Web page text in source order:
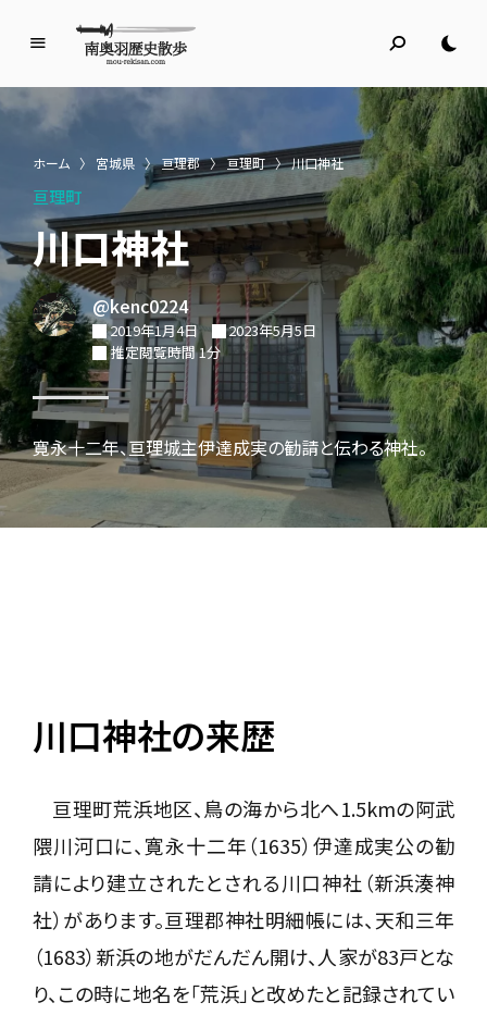
奥
羽
歴
史
散
歩
名所旧跡と館めぐり
ホーム 〉 宮城県 〉 亘理郡 〉 亘理町 〉 川口神社
亘理町
川口神社
@kenc0224
2019年1月4日
2023年5月5日
推定閲覧時間 1分
寛永十二年、亘理城主伊達成実の勧請と伝わる神社。
川口神社の来歴
亘理町荒浜地区、鳥の海から北へ1.5kmの阿武
隈川河口に、寛永十二年（1635）伊達成実公の勧
請により建立されたとされる川口神社（新浜湊神
社）があります。亘理郡神社明細帳には、天和三年
（1683）新浜の地がだんだん開け、人家が83戸とな
り、この時に地名を「荒浜」と改めたと記録されてい